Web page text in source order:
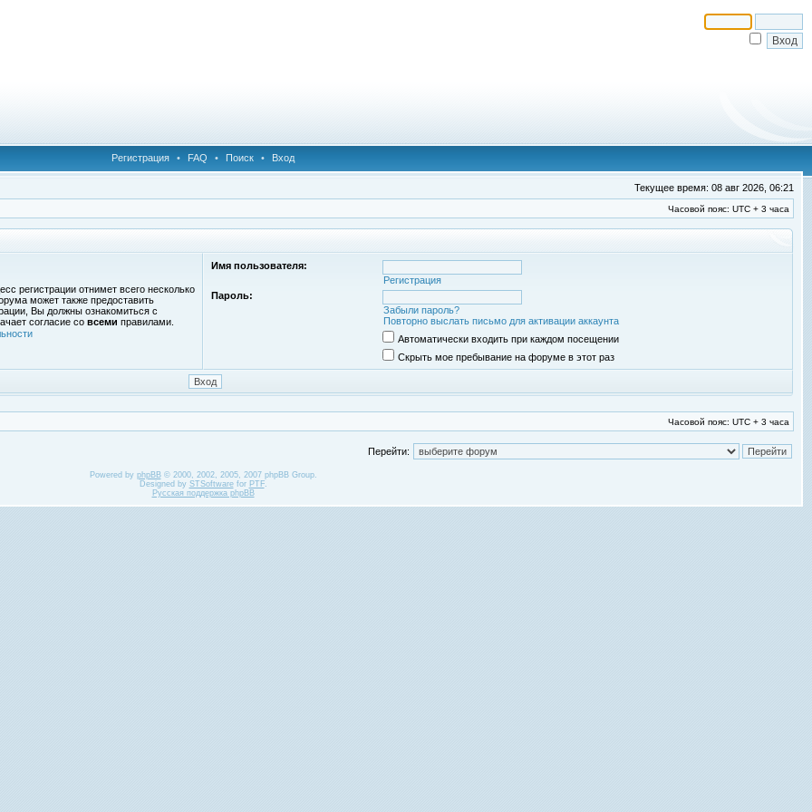
Регистрация • FAQ • Поиск • Вход
Текущее время: 08 авг 2026, 06:21
Часовой пояс: UTC + 3 часа
регистрации отнимет всего несколько
может также предоставить
Вы должны ознакомиться с
согласие со всеми правилами.
Имя пользователя:
Регистрация
Пароль:
Забыли пароль?
Повторно выслать письмо для активации аккаунта
Автоматически входить при каждом посещении
Скрыть мое пребывание на форуме в этот раз
Часовой пояс: UTC + 3 часа
Перейти:
Powered by phpBB© 2000, 2002, 2005, 2007 phpBB Group.
Designed by STSoftwarefor PTF.
Русская поддержка phpBB